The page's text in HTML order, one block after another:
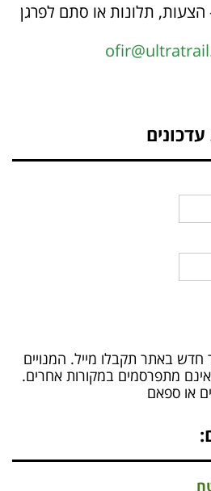
תלונות או סתם לפרגן
באתר תקבלו מייל. המנויים
מתפרסמים במקורות אחרים.
או ספאם